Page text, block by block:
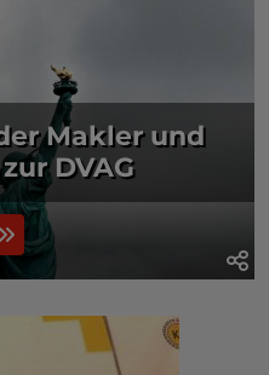
Makler und
DVAG